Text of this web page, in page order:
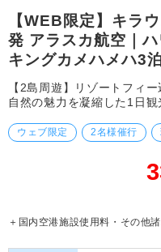
【WEB限定】キラ
発 アラスカ航空｜
キングカメハメハ3
【2島周遊】リゾートフィ
自然の魅力を凝縮した1日観
ウェブ限定 2名様催行
＋国内空港施設使用料・その他